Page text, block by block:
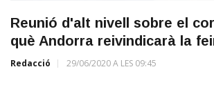
Reunió d'alt nivell sobre el
què Andorra reivindicarà la
Redacció 29/06/2020 A LES 09:45